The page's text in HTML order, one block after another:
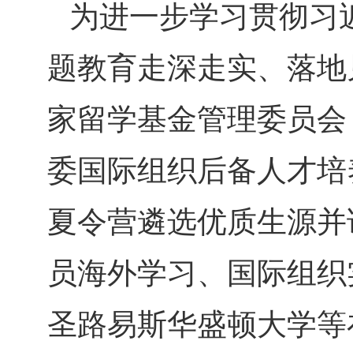
为进一步学习贯彻习
题教育走深走实、落
家留学基金管理委员
委国际组织后备人才
夏令营遴选优质生源
员海外学习、国际组
圣路易斯华盛顿大学